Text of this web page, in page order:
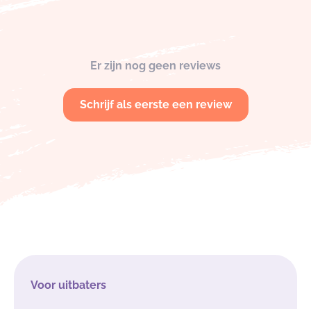
Er zijn nog geen reviews
Schrijf als eerste een review
Voor uitbaters